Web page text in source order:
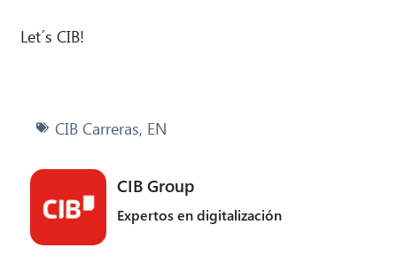
Let´s CIB!
CIB Carreras, EN
CIB Group
Expertos en digitalización